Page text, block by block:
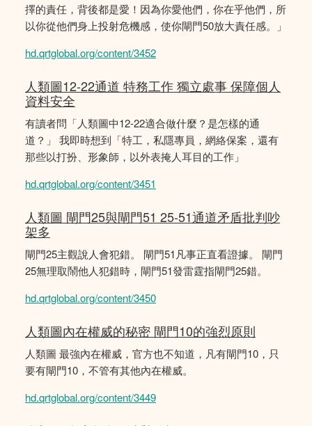
擇的責任，背後都是愛！因為你愛他們，你在乎他們，所
以你從他們身上投射危機感，使你閘門50放大責任感。」
hd.qrtglobal.org/content/3452
人類圖12-22通道 特務工作 獨立處事 保障個人
資料安全
有讀者問「人類圖中12-22適合做什麼？是怎樣的通
道？」 我即時想到「特工，私隱專員，網絡保案，還有
那些以打扮、形象師，以外表掩人耳目的工作」
hd.qrtglobal.org/content/3451
人類圖 閘門25與閘門51 25-51通道矛盾批判吵
架多
閘門25主觀說人會犯錯。 閘門51凡事正直看證據。 閘門
25無理取鬧他人犯錯時，閘門51發雷霆指閘門25錯。
hd.qrtglobal.org/content/3450
人類圖內在權威的秘密 閘門10的強烈原則
人類圖 最強內在權威，官方也不知道，凡有閘門10，只
要有閘門10，不管有其他內在權威。
hd.qrtglobal.org/content/3449